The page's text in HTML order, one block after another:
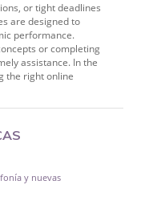
or tight deadlines
are designed to
performance.
or completing
assistance. In the
the right online
y nuevas